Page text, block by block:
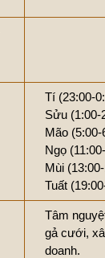
Tí (23:00-
Sửu (1:00-
Mão (5:00-
Ngọ
Mùi
Tuất
Tâm
gả cưới,
doanh.